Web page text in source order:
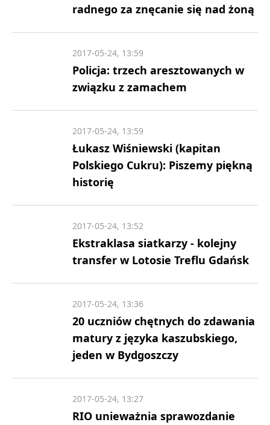
radnego za znęcanie się nad żoną
Policja: trzech aresztowanych w
związku z zamachem
2017-05-24, 13:59
Łukasz Wiśniewski (kapitan
Polskiego Cukru): Piszemy piękną
historię
2017-05-24, 13:59
Ekstraklasa siatkarzy - kolejny
transfer w Lotosie Treflu Gdańsk
2017-05-24, 13:52
20 uczniów chętnych do zdawania
matury z języka kaszubskiego,
jeden w Bydgoszczy
2017-05-24, 13:36
RIO unieważnia sprawozdanie
2017-05-24, 13:27